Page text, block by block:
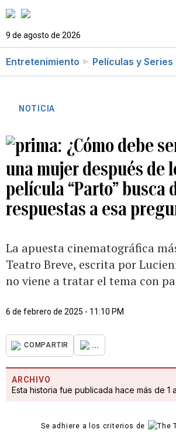
9 de agosto de 2026
Entretenimiento Películas y Series
NOTICIA
¿Cómo debe
una mujer después de
película “Parto” busca
respuestas a esa
La apuesta cinematográfica
Teatro Breve, escrita por
no viene a tratar el tema con
6 de febrero de 2025 - 11:10 PM
COMPARTIR ...
ARCHIVO
Esta historia fue publicada hace más de 1
Se adhiere a los criterios de